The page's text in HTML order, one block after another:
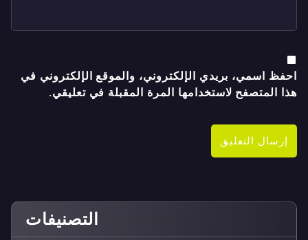
احفظ اسمي، بريدي الإلكتروني، والموقع الإلكتروني في
هذا المتصفح لاستخدامها المرة المقبلة في تعليقي.
التصنيفات